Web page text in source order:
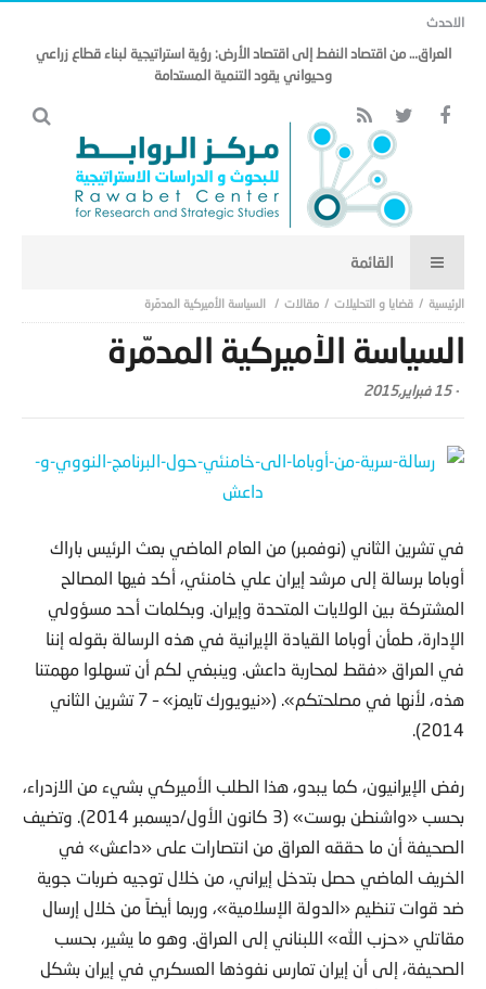
الاحدث
العراق… من اقتصاد النفط إلى اقتصاد الأرض: رؤية استراتيجية لبناء قطاع زراعي
وحيواني يقود التنمية المستدامة
قضايا و التحليلات مقالات السياسة الأميركية المدمّرة
السياسة الأميركية المدمّرة
-15 فبراير,2015
في تشرين الثاني (نوفمبر) من العام الماضي بعث الرئيس باراك
أوباما برسالة إلى مرشد إيران علي خامنئي، أكد فيها المصالح
المشتركة بين الولايات المتحدة وإيران. وبكلمات أحد مسؤولي
الإدارة، طمأن أوباما القيادة الإيرانية في هذه الرسالة بقوله إننا
في العراق «فقط لمحاربة داعش. وينبغي لكم أن تسهلوا مهمتنا
هذه، لأنها في مصلحتكم». («نيويورك تايمز» – 7 تشرين الثاني
2014).
رفض الإيرانيون، كما يبدو، هذا الطلب الأميركي بشيء من الازدراء،
بحسب «واشنطن بوست» (3 كانون الأول/ديسمبر 2014). وتضيف
الصحيفة أن ما حققه العراق من انتصارات على «داعش» في
الخريف الماضي حصل بتدخل إيراني، من خلال توجيه ضربات جوية
ضد قوات تنظيم «الدولة الإسلامية»، وربما أيضاً من خلال إرسال
مقاتلي «حزب الله» اللبناني إلى العراق. وهو ما يشير، بحسب
الصحيفة، إلى أن إيران تمارس نفوذها العسكري في إيران بشكل